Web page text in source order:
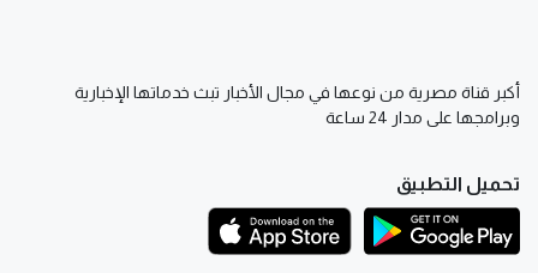
أكبر قناة مصرية من نوعها في مجال الأخبار تبث خدماتها الإخبارية
وبرامجها على مدار 24 ساعة
تحميل التطبيق